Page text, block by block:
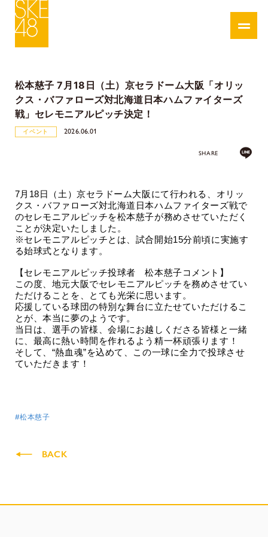
松本慈子 7月18日（土）京セラドーム大阪「オリッ
クス・バファローズ対北海道日本ハムファイターズ
戦」セレモニアルピッチ決定！
イベント 2026.06.01
SHARE
7月 18 日（土）京セラドーム大阪にて行われる、オリッ
クス・バファローズ対北海道日本ハムファイターズ戦で
のセレモニアルピッチを松本慈子が務めさせていただく
ことが決定いたしました。
※セレモニアルピッチとは、試合開始15分前頃に実施す
る始球式となります。
【セレモニアルピッチ投球者 松本慈子コメント】
この度、地元大阪でセレモニアルピッチを務めさせてい
ただけることを、とても光栄に思います。
応援している球団の特別な舞台に立たせていただけるこ
とが、本当に夢のようです。
当日は、選手の皆様、会場にお越しくださる皆様と一緒
に、最高に熱い時間を作れるよう精一杯頑張ります！
そして、“熱血魂”を込めて、この一球に全力で投球させ
ていただきます！
#松本慈子
BACK